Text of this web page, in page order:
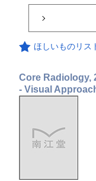
ほしいものリス
Core Radiology,
- Visual